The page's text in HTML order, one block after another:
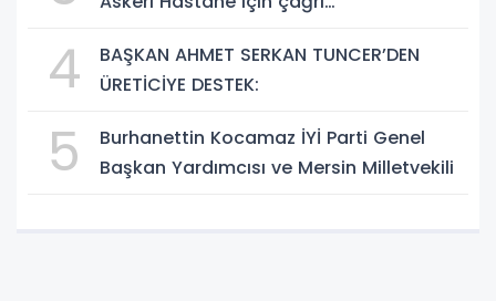
4
BAŞKAN AHMET SERKAN TUNCER’DEN
ÜRETİCİYE DESTEK:
5
Burhanettin Kocamaz İYİ Parti Genel
Başkan Yardımcısı ve Mersin Milletvekili